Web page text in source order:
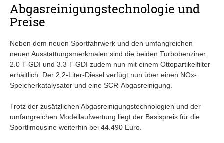
Abgasreinigungstechnologie und
Preise
Neben dem neuen Sportfahrwerk und den umfangreichen
neuen Ausstattungsmerkmalen sind die beiden Turbobenziner
2.0 T-GDI und 3.3 T-GDI zudem nun mit einem Ottopartikelfilter
erhältlich. Der 2,2-Liter-Diesel verfügt nun über einen NOx-
Speicherkatalysator und eine SCR-Abgasreinigung.
Trotz der zusätzlichen Abgasreinigungstechnologien und der
umfangreichen Modellaufwertung liegt der Basispreis für die
Sportlimousine weiterhin bei 44.490 Euro.